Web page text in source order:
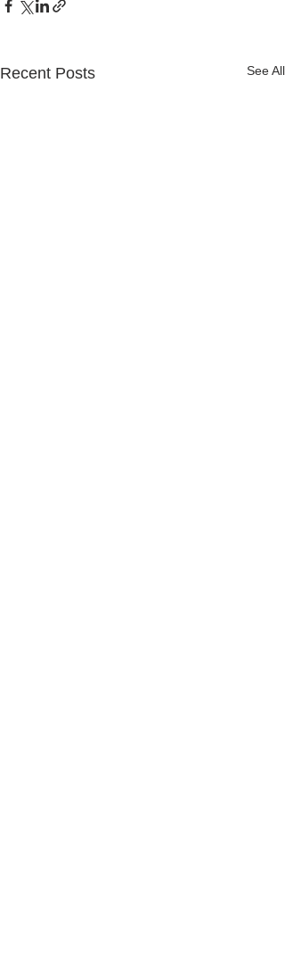
Recent Posts See All